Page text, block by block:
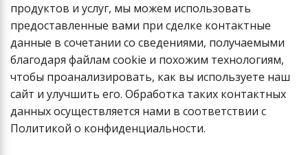
продуктов и услуг, мы можем использовать
предоставленные вами при сделке контактные
данные в сочетании со сведениями, получаемыми
благодаря файлам cookie и похожим технологиям,
чтобы проанализировать, как вы используете наш
сайт и улучшить его. Обработка таких контактных
данных осуществляется нами в соответствии с
Политикой о конфиденциальности.